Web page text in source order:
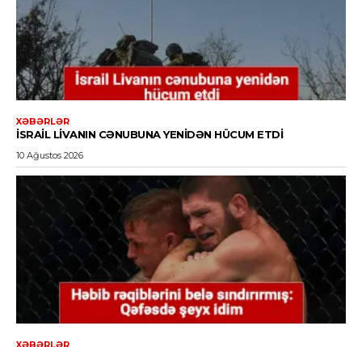
XƏBƏRLƏR
İSRAIL LIVANIN CƏNUBUNA YENIDƏN HÜCUM ETDI
10 Ağustos 2026
XƏBƏRLƏR